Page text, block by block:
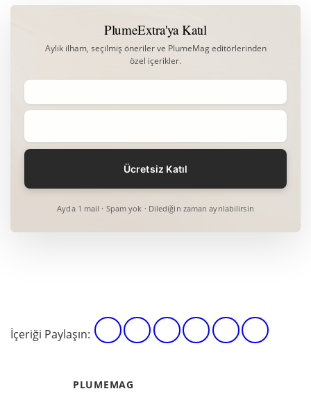
PlumeExtra'ya Katıl
Aylık ilham, seçilmiş öneriler ve PlumeMag editörlerinden
özel içerikler.
Ayda 1 mail · Spam yok · Dilediğin zaman ayrılabilirsin
İçeriği Paylaşın:
PLUMEMAG